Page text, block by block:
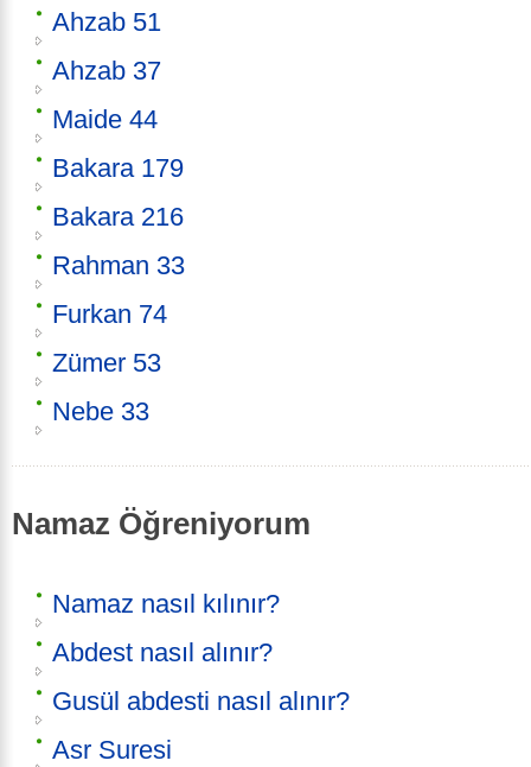
Ahzab 51
Ahzab 37
Maide 44
Bakara 179
Bakara 216
Rahman 33
Furkan 74
Zümer 53
Nebe 33
Namaz Öğreniyorum
Namaz nasıl kılınır?
Abdest nasıl alınır?
Gusül abdesti nasıl alınır?
Asr Suresi